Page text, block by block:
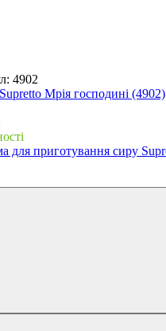
4902
Мрія господині (4902)